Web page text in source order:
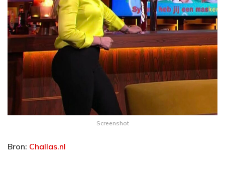
Screenshot
Bron: Challas.nl